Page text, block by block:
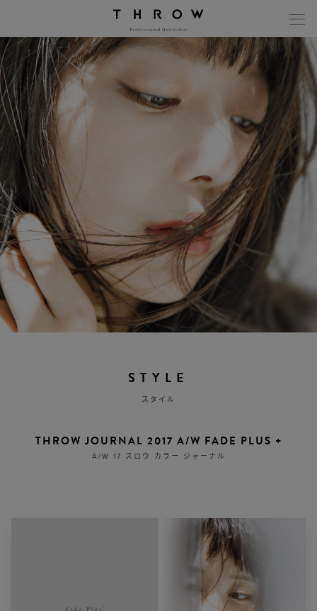
STYLE
スタイル
THROW JOURNAL 2017 A/W FADE PLUS +
A/W 17 スロウ カラー ジャーナル
modal-check